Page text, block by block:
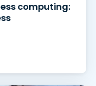
computing: